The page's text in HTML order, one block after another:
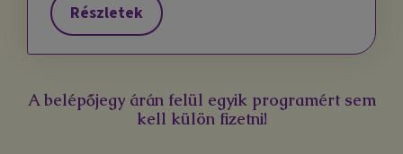
Részletek
A belépőjegy árán felül egyik programért sem
kell külön fizetni!